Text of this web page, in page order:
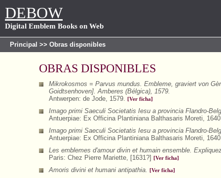
DEBOW
Digital Emblem Books on Web
Principal >> Obras disponibles
OBRAS DISPONIBLES
Mikrokosmos = Parvus mundus. Embleme, graviert von
Goidtsenhoven]. Amberes (Bélgica), 1579.
Antwerpen: de Jode, 1579.
[Ver ficha]
Imago primi Saeculi Societatis Iesu a provincia Flandro-
Antuerpiae: Ex Officina Plantiniana Balthasaris Moreti,
Imago primi Saeculi Societatis Iesu a provincia Flandro-
Antuerpiae: Ex Officina Plantiniana Balthasaris Moreti,
Les emblemes d'amour divin et humain ensemble.
Paris: Chez Pierre Mariette, [1631?]
[Ver ficha]
Amoris divini et humani antipathia. [Ver ficha]